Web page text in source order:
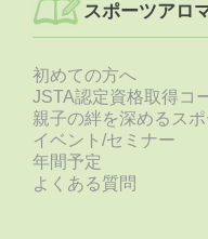
スポーツアロ
初めての方へ
JSTA認定資格取得コ
親子の絆を深めるス
イベント/セミナー
年間予定
よくある質問